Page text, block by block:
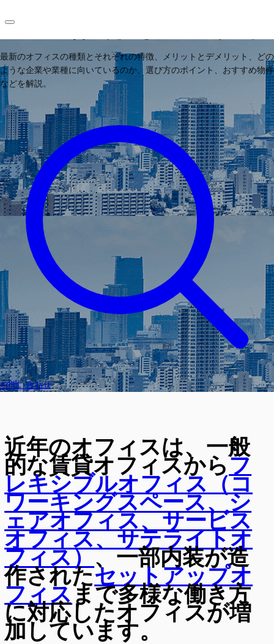
オフィス・事務所
倉庫・物流センター
地図検索
記事
仲介会社様はこちらへ
お気に入り
JP
お電話 お問合せ
賃貸オフィスの種類と特徴、企業
最新のオフィスの種類とそれぞれの特徴、メリットとデメリット、どの
ような企業や業種に向いているのか、選び方のポイント、おすすめ物件
などを解説。
お問い合わせ
近年のオフィスは、一般
的な賃貸オフィスからフ
レキシブルオフィス（コ
ワーキングスペース、シ
ェアオフィス、サービス
オフィス、サテライトオ
フィス）、一部内装が造
作されたセットアップオ
フィスまで多様な働き方
に対応したオフィスが増
加しています。